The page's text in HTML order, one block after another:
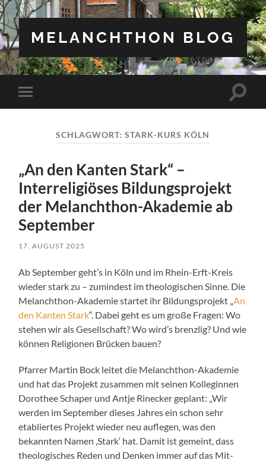
MELANCHTHON BLOG
Mobile-
Menü
SCHLAGWORT:STARK-KURS KÖLN
„An den Kanten Stark“ –
Interreligiöses Bildungsprojekt
der Melanchthon-Akademie ab
September
17. AUGUST 2025
Ab September geht’s in Köln und im Rhein-Erft-Kreis
wieder stark zu – zumindest im theologischen Sinne. Die
Melanchthon-Akademie startet ihr Bildungsprojekt „An
den Kanten Stark“. Dabei geht es um große Fragen: Wo
stehen wir als Gesellschaft? Wo wird’s brenzlig? Und wie
können Religionen Brücken bauen?
Pfarrer Martin Bock leitet die Melanchthon-Akademie
und hat das Projekt zusammen mit seinen Kolleginnen
Dorothee Schaper und Antje Rinecker geplant: „Wir
werden im September dieses Jahres ein schon sehr
etabliertes Projekt wieder neu auflegen, was den
bekannten Namen ,Stark‘ hat. Damit ist gemeint, dass
theologisches Reden und Denken immer auf das Mit-